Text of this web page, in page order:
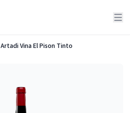
Artadi Vina El Pison Tinto